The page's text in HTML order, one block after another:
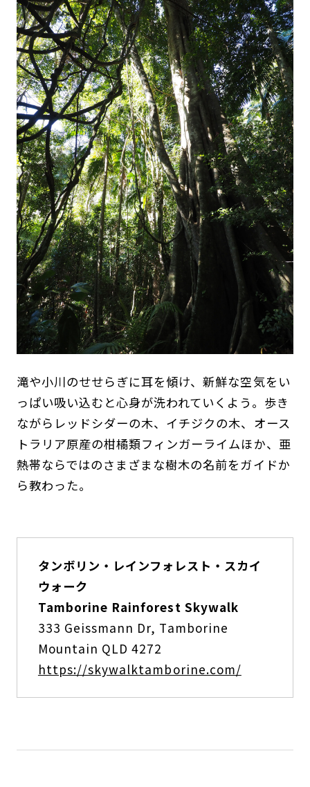
滝や小川のせせらぎに耳を傾け、新鮮な空気をい
っぱい吸い込むと心身が洗われていくよう。歩き
ながらレッドシダーの木、イチジクの木、オース
トラリア原産の柑橘類フィンガーライムほか、亜
熱帯ならではのさまざまな樹木の名前をガイドか
ら教わった。
タンボリン・レインフォレスト・スカイ
ウォーク
Tamborine Rainforest Skywalk
333 Geissmann Dr, Tamborine
Mountain QLD 4272
https://skywalktamborine.com/